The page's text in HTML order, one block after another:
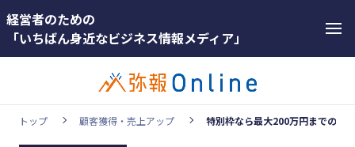
経営者のための
「いちばん身近なビジネス情報メディア」
トップ 顧客獲得・売上アップ 特別枠なら最大200万円までの補